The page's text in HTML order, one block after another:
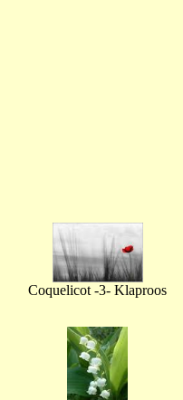
Coquelicot -3- Klaproos